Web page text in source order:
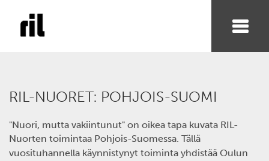
RIL-NUORET: POHJOIS-SUOMI
"Nuori, mutta vakiintunut" on oikea tapa kuvata RIL-
Nuorten toimintaa Pohjois-Suomessa. Tällä
vuosituhannella käynnistynyt toiminta yhdistää Oulun